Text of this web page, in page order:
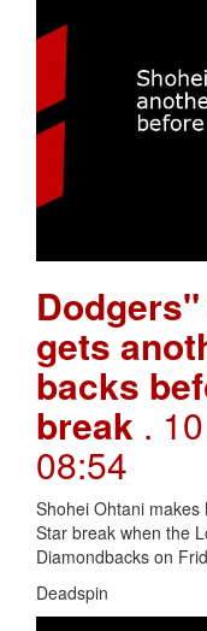
gets
backs
break .
08:54
Shohei Ohtani
Star break when the
Diamondbacks on
Deadspin